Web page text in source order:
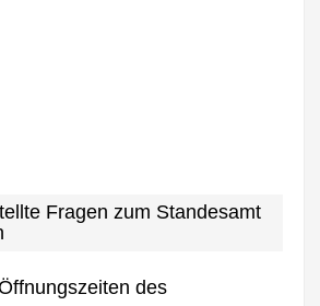
Fragen zum Standesamt
des